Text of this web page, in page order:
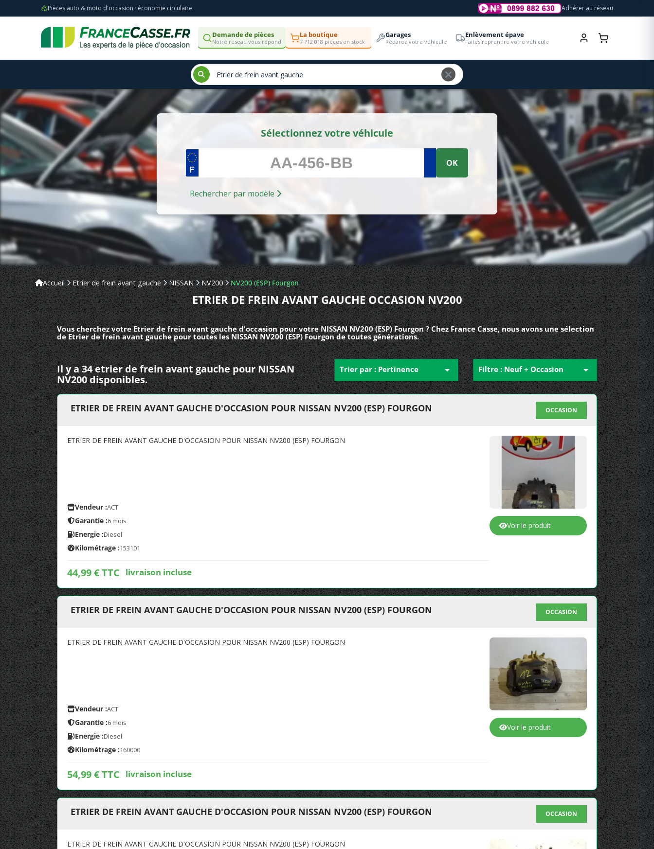
Pièces auto & moto d'occasion · économie circulaire Adhérer au réseau
Demande de pièces
Notre réseau vous répond
La boutique
7 712 018 pièces en stock
Garages
Réparez votre véhicule
Enlèvement épave
Faites reprendre votre véhicule
Sélectionnez votre véhicule
OK
Rechercher par modèle
Accueil Etrier de frein avant gauche NISSAN NV200 NV200 (ESP) Fourgon
ETRIER DE FREIN AVANT GAUCHE OCCASION NV200
Vous cherchez votre Etrier de frein avant gauche d'occasion pour votre NISSAN NV200 (ESP) Fourgon ? Chez France Casse, nous avons une sélection
de Etrier de frein avant gauche pour toutes les NISSAN NV200 (ESP) Fourgon de toutes générations.
Il y a 34 etrier de frein avant gauche pour NISSAN
NV200 disponibles.
Trier par : Pertinence  Filtre : Neuf + Occasion 
ETRIER DE FREIN AVANT GAUCHE D'OCCASION POUR NISSAN NV200 (ESP) FOURGON OCCASION
ETRIER DE FREIN AVANT GAUCHE D'OCCASION POUR NISSAN NV200 (ESP) FOURGON
Vendeur :ACT
Garantie :6 mois
Energie :Diesel
Kilométrage :153101
44,99 € TTC livraison incluse
Voir le produit
ETRIER DE FREIN AVANT GAUCHE D'OCCASION POUR NISSAN NV200 (ESP) FOURGON OCCASION
ETRIER DE FREIN AVANT GAUCHE D'OCCASION POUR NISSAN NV200 (ESP) FOURGON
Vendeur :ACT
Garantie :6 mois
Energie :Diesel
Kilométrage :160000
54,99 € TTC livraison incluse
Voir le produit
ETRIER DE FREIN AVANT GAUCHE D'OCCASION POUR NISSAN NV200 (ESP) FOURGON OCCASION
ETRIER DE FREIN AVANT GAUCHE D'OCCASION POUR NISSAN NV200 (ESP) FOURGON